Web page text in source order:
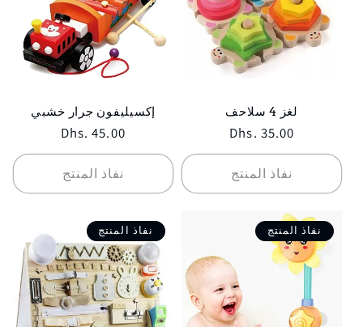
إكسيليفون جرار خشبي
Regular
price
Dhs. 45.00
نفاذ المنتج
لغز 4 سلاحف
Regular
price
Dhs. 35.00
نفاذ المنتج
نفاذ المنتج نفاذ المنتج